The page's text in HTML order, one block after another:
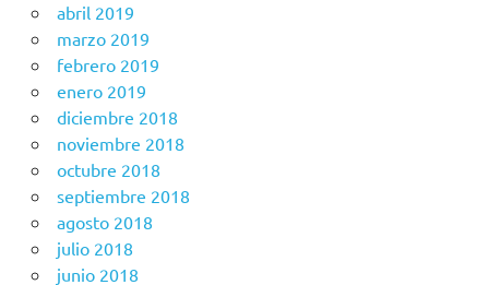
abril 2019
marzo 2019
febrero 2019
enero 2019
diciembre 2018
noviembre 2018
octubre 2018
septiembre 2018
agosto 2018
julio 2018
junio 2018